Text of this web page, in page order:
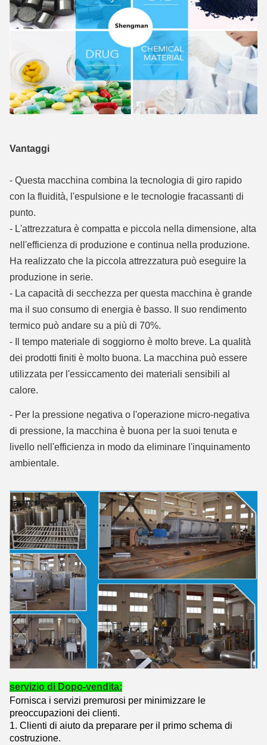
Vantaggi
- Questa macchina combina la tecnologia di giro rapido
con la fluidità, l'espulsione e le tecnologie fracassanti di
punto.
- L'attrezzatura è compatta e piccola nella dimensione, alta
nell'efficienza di produzione e continua nella produzione.
Ha realizzato che la piccola attrezzatura può eseguire la
produzione in serie.
- La capacità di secchezza per questa macchina è grande
ma il suo consumo di energia è basso. Il suo rendimento
termico può andare su a più di 70%.
- Il tempo materiale di soggiorno è molto breve. La qualità
dei prodotti finiti è molto buona. La macchina può essere
utilizzata per l'essiccamento dei materiali sensibili al
calore.
- Per la pressione negativa o l'operazione micro-negativa
di pressione, la macchina è buona per la suoi tenuta e
livello nell'efficienza in modo da eliminare l'inquinamento
ambientale.
servizio di Dopo-vendita:
Fornisca i servizi premurosi per minimizzare le
preoccupazioni dei clienti.
1. Clienti di aiuto da preparare per il primo schema di
costruzione.